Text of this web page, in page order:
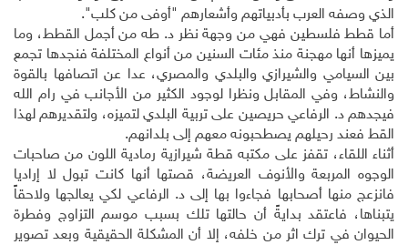
الذي وصفه العرب بأدبياتهم وأشعارهم "أوفى من كلب".
أما قطط فلسطين فهي من وجهة نظر د. طه من أجمل القطط، وما
يميزها أنها مهجنة منذ مئات السنين من أنواع المختلفة فنجدها تجمع
بين السيامي والشيرازي والبلدي والمصري، عدا عن اتصافها بالقوة
والنشاط، وفي المقابل ونظرا لوجود الكثير من الأجانب في رام الله
فيجدهم د. الرفاعي حريصين على تربية البلدي لتميزه، ولتقديرهم لهذا
القط فعند رحيلهم يصطحبونه معهم إلى بلدانهم.
أثناء اللقاء، تقفز على مكتبه قطة شيرازية رمادية اللون من صاحبات
الوجوه المربعة والأنوف العريضة، قصتها أنها كانت تبول لا إراديا
فانزعج منها أصحابها فجاءوا بها إلى د. الرفاعي لكي يعالجها ولاحقاً
يتبناها، فاعتقد بدايةً أن حالتها تلك بسبب موسم التزاوج وفطرة
الحيوان في ترك اثر من خلفه، إلا أن المشكلة الحقيقية وبعد تصوير